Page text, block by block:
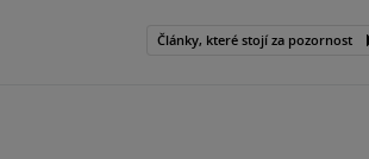
Články, které stojí za pozornost